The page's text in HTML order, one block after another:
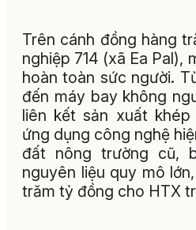
Trên cánh đồng hàng
nghiệp 714 (xã Ea Pal),
hoàn toàn sức người.
đến máy bay không
liên kết sản xuất
ứng dụng công nghệ
đất nông trường cũ,
nguyên liệu quy mô
trăm tỷ đồng cho HTX